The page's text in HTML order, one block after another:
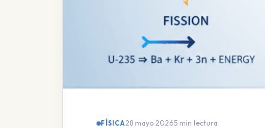
FÍSICA28 mayo 2026·5 min lectura